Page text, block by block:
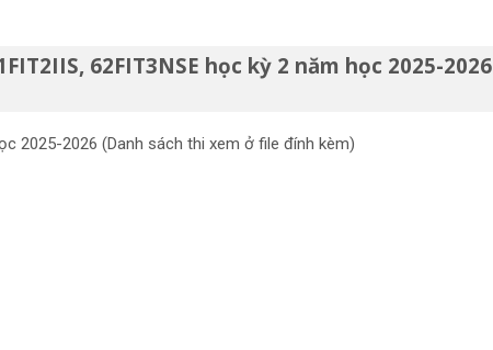
62FIT3NSE học kỳ 2 năm học 2025-2026
2025-2026 (Danh sách thi xem ở file đính kèm)